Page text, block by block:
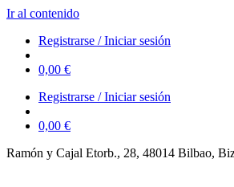
Ir al contenido
Registrarse / Iniciar sesión
0,00 €
Registrarse / Iniciar sesión
0,00 €
Ramón y Cajal Etorb., 28, 48014 Bilbao,